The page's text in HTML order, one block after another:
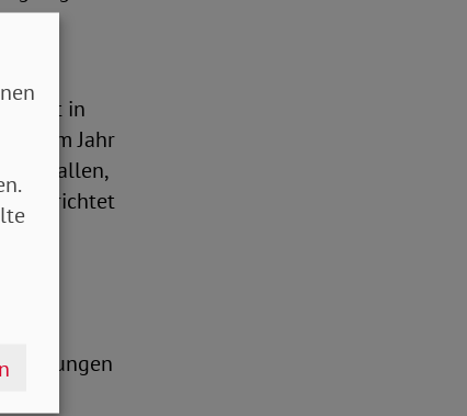
der
in
als im Jahr
rausfallen,
errichtet